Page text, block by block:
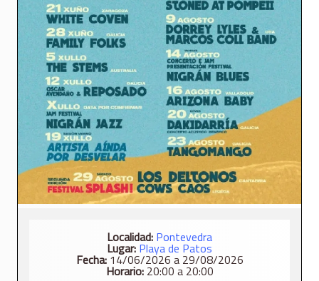
Localidad: Pontevedra
Lugar: Playa de Patos
Fecha:14/06/2026 a 29/08/2026
Horario:20:00 a 20:00